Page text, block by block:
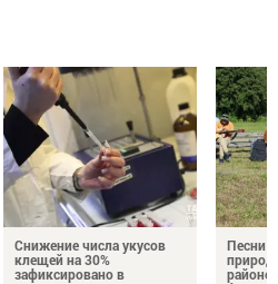
Снижение числа укусов
клещей на 30%
зафиксировано в
Песни
районе